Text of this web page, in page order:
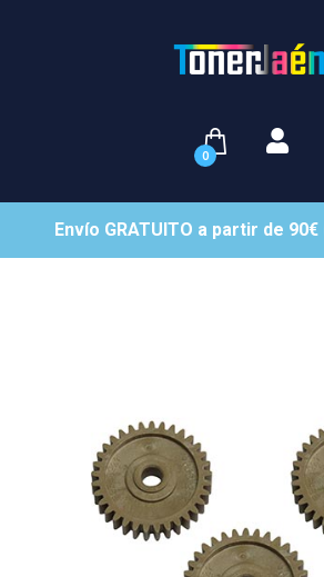
0
Envío GRATUITO a partir de 90€